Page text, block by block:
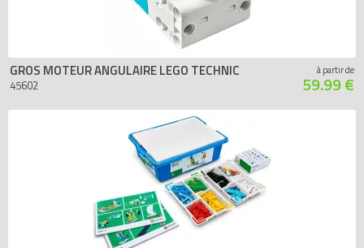
GROS MOTEUR ANGULAIRE LEGO TECHNIC
45602
à partir de
59.99 €